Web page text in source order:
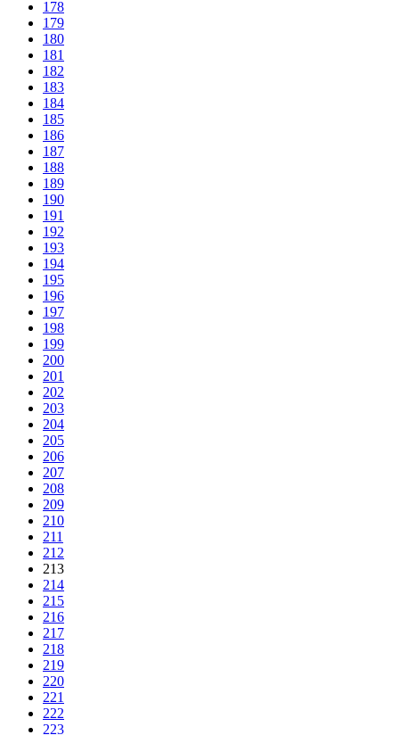
178
179
180
181
182
183
184
185
186
187
188
189
190
191
192
193
194
195
196
197
198
199
200
201
202
203
204
205
206
207
208
209
210
211
212
213
214
215
216
217
218
219
220
221
222
223